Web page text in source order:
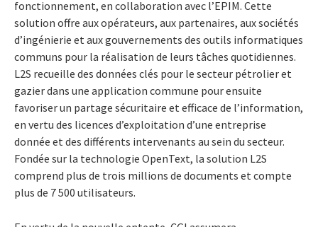
fonctionnement, en collaboration avec l’EPIM. Cette
solution offre aux opérateurs, aux partenaires, aux sociétés
d’ingénierie et aux gouvernements des outils informatiques
communs pour la réalisation de leurs tâches quotidiennes.
L2S recueille des données clés pour le secteur pétrolier et
gazier dans une application commune pour ensuite
favoriser un partage sécuritaire et efficace de l’information,
en vertu des licences d’exploitation d’une entreprise
donnée et des différents intervenants au sein du secteur.
Fondée sur la technologie OpenText, la solution L2S
comprend plus de trois millions de documents et compte
plus de 7 500 utilisateurs.